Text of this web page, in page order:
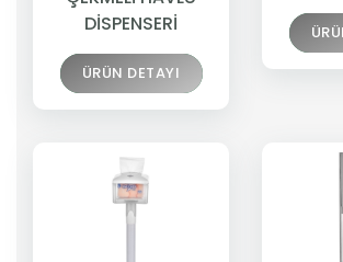
DİSPENSERİ
ÜRÜN DETAYI